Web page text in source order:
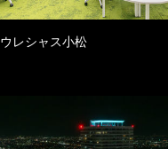
ウレシャス小松